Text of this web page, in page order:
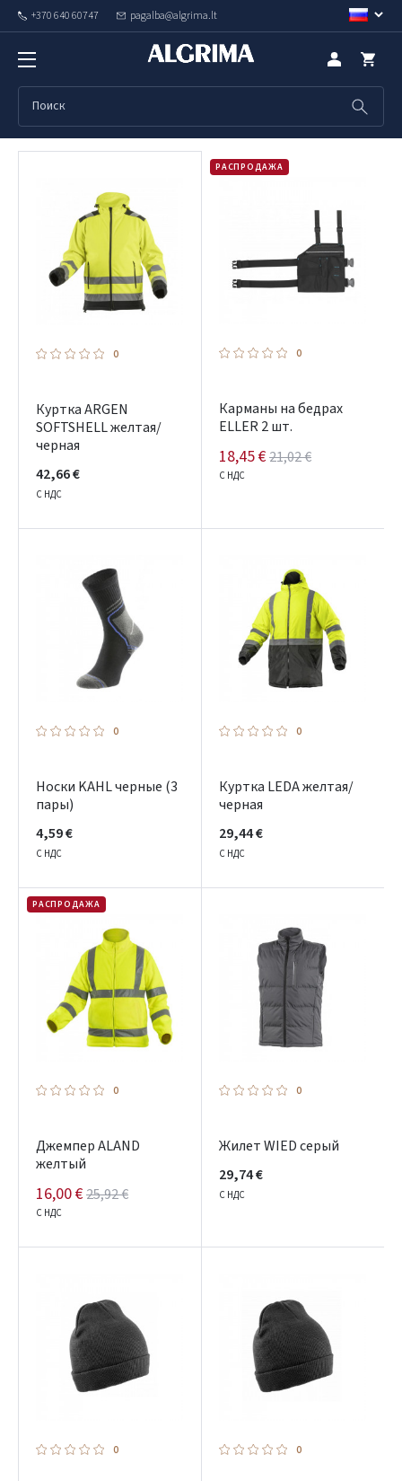
+370 640 60747 pagalba@algrima.lt
Производитель Högert товары
Показать фильтры
0
Куртка ARGEN
SOFTSHELL желтая/
черная
42,66 €
С НДС
РАСПРОДАЖА
0
Карманы на бедрах
ELLER 2 шт.
18,45 €21,02 €
С НДС
0
Носки KAHL черные (3
пары)
4,59 €
С НДС
0
Куртка LEDA желтая/
черная
29,44 €
С НДС
РАСПРОДАЖА
0
Джемпер ALAND
желтый
16,00 €25,92 €
С НДС
0
Жилет WIED серый
29,74 €
С НДС
0 0